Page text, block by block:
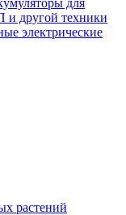
и другой техники
электрические
растений